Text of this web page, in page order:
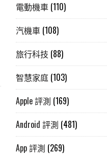
電動機車 (110)
汽機車 (108)
旅行科技 (88)
智慧家庭 (103)
Apple 評測 (169)
Android 評測 (481)
App 評測 (269)